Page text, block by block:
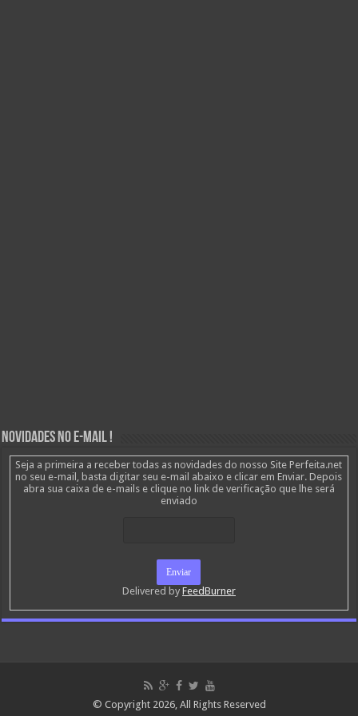
Novidades no E-mail !
Seja a primeira a receber todas as novidades do nosso Site Perfeita.net
no seu e-mail, basta digitar seu e-mail abaixo e clicar em Enviar. Depois
abra sua caixa de e-mails e clique no link de verificação que lhe será
enviado
Delivered by FeedBurner
© Copyright 2026, All Rights Reserved